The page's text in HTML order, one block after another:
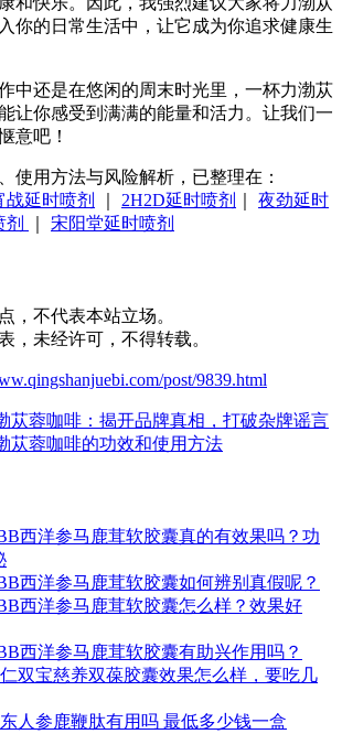
你的日常生活中，让它成为你追求健康生
中还是在悠闲的周末时光里，一杯力渤苁
让你感受到满满的能量和活力。让我们一
意吧！
使用方法与风险解析，已整理在：
战延时喷剂 2H2D延时喷剂
夜劲延时
宋阳堂延时喷剂
，不代表本站立场。
，未经许可，不得转载。
post/9839.html
苁蓉咖啡：揭开品牌真相，打破杂牌谣言
苁蓉咖啡的功效和使用方法
西洋参马鹿茸软胶囊真的有效果吗？功
西洋参马鹿茸软胶囊如何辨别真假呢？
西洋参马鹿茸软胶囊怎么样？效果好
西洋参马鹿茸软胶囊有助兴作用吗？
双宝慈养双葆胶囊效果怎么样，要吃几
人参鹿鞭肽有用吗 最低多少钱一盒